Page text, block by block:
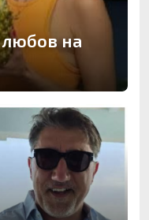
любов на